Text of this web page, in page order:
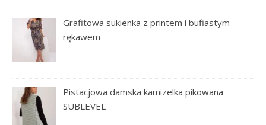
Grafitowa sukienka z printem i bufiastym
rękawem
Pistacjowa damska kamizelka pikowana
SUBLEVEL